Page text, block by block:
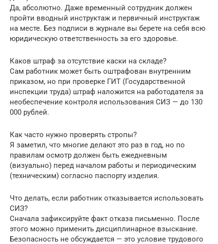
Да, абсолютно. Даже временный сотрудник должен
пройти вводный инструктаж и первичный инструктаж
на месте. Без подписи в журнале вы берете на себя всю
юридическую ответственность за его здоровье.
Каков штраф за отсутствие каски на складе?
Сам работник может быть оштрафован внутренним
приказом, но при проверке ГИТ (Государственной
инспекции труда) штраф наложится на работодателя за
необеспечение контроля использования СИЗ — до 130
000 рублей.
Как часто нужно проверять стропы?
Я заметил, что многие делают это раз в год, но по
правилам осмотр должен быть ежедневным
(визуально) перед началом работы и периодическим
(техническим) согласно паспорту изделия.
Что делать, если работник отказывается использовать
СИЗ?
Сначала зафиксируйте факт отказа письменно. После
этого можно применить дисциплинарное взыскание.
Безопасность не обсуждается — это условие трудового